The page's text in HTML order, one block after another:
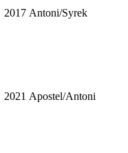
2017 Antoni/Syrek
2021 Apostel/Antoni